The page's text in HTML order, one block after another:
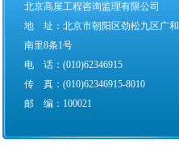
北京高屋工程咨询监理有限公司
地 址：北京市朝阳区劲松九区广和
南里8条1号
电 话：(010)62346915
传 真：(010)62346915-8010
邮 编：100021